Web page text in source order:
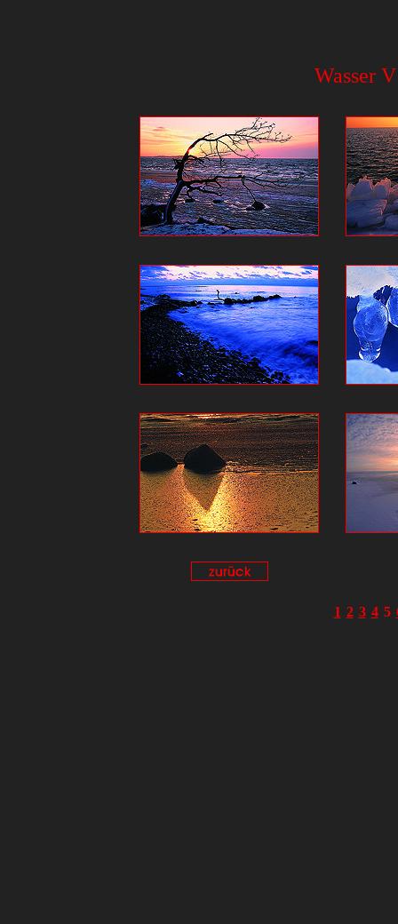
Wasser
1 2 3 4 5